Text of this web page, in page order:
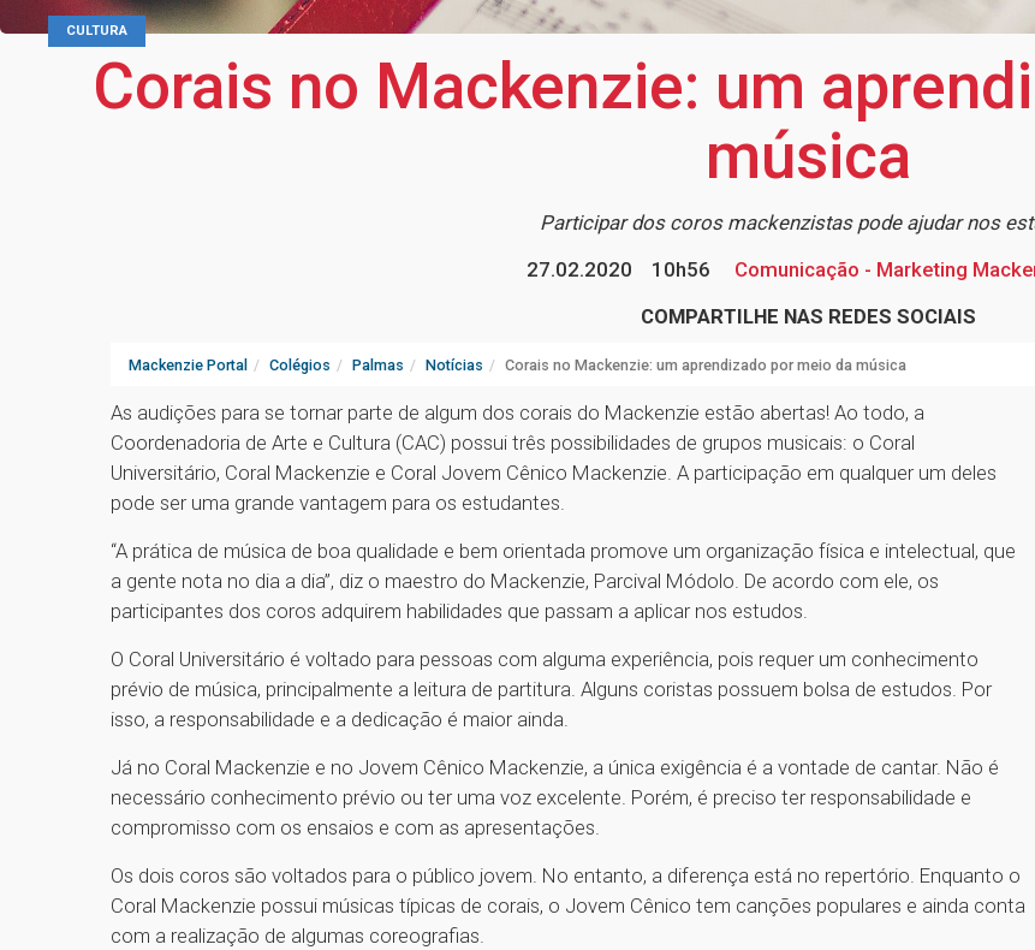
CULTURA
Corais no Mackenzie: um
música
Participar dos coros mackenzistas pode ajudar nos
27.02.2020
10h56
Comunicação - Marketing
COMPARTILHE NAS REDES SOCIAIS
Mackenzie Portal Colégios Palmas Notícias Corais no Mackenzie: um aprendizado por meio da música
As audições para se tornar parte de algum dos corais do Mackenzie estão abertas! Ao todo, a
Coordenadoria de Arte e Cultura (CAC) possui três possibilidades de grupos musicais: o Coral
Universitário, Coral Mackenzie e Coral Jovem Cênico Mackenzie. A participação em qualquer um deles
pode ser uma grande vantagem para os estudantes.
“A prática de música de boa qualidade e bem orientada promove um organização física e intelectual, que
a gente nota no dia a dia”, diz o maestro do Mackenzie, Parcival Módolo. De acordo com ele, os
participantes dos coros adquirem habilidades que passam a aplicar nos estudos.
O Coral Universitário é voltado para pessoas com alguma experiência, pois requer um conhecimento
prévio de música, principalmente a leitura de partitura. Alguns coristas possuem bolsa de estudos. Por
isso, a responsabilidade e a dedicação é maior ainda.
Já no Coral Mackenzie e no Jovem Cênico Mackenzie, a única exigência é a vontade de cantar. Não é
necessário conhecimento prévio ou ter uma voz excelente. Porém, é preciso ter responsabilidade e
compromisso com os ensaios e com as apresentações.
Os dois coros são voltados para o público jovem. No entanto, a diferença está no repertório. Enquanto o
Coral Mackenzie possui músicas típicas de corais, o Jovem Cênico tem canções populares e ainda conta
com a realização de algumas coreografias.